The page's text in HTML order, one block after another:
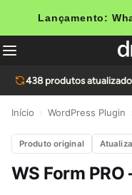
Lançamento:
438 produtos
Início WordPress Plugin
Produto original
WS Form PRO